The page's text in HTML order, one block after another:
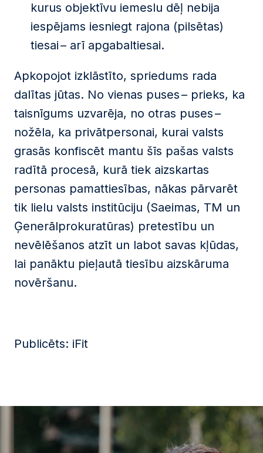
kurus objektīvu iemeslu dēļ nebija
iespējams iesniegt rajona (pilsētas)
tiesai – arī apgabaltiesai.
Apkopojot izklāstīto, spriedums rada
dalītas jūtas. No vienas puses – prieks, ka
taisnīgums uzvarēja, no otras puses –
nožēla, ka privātpersonai, kurai valsts
grasās konfiscēt mantu šīs pašas valsts
radītā procesā, kurā tiek aizskartas
personas pamattiesības, nākas pārvarēt
tik lielu valsts institūciju (Saeimas, TM un
Ģenerālprokuratūras) pretestību un
nevēlēšanos atzīt un labot savas kļūdas,
lai panāktu pieļautā tiesību aizskāruma
novēršanu.
Publicēts: iFit